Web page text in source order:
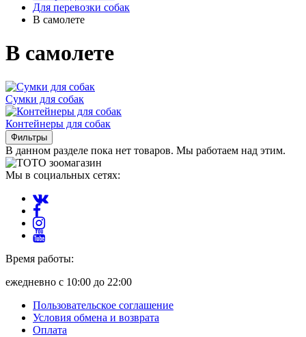
Для перевозки собак
В самолете
В самолете
Сумки для собак
Контейнеры для собак
Фильтры
В данном разделе пока нет товаров. Мы работаем над этим.
Мы в социальных сетях:
Время работы:
ежедневно с 10:00 до 22:00
Пользовательское соглашение
Условия обмена и возврата
Оплата